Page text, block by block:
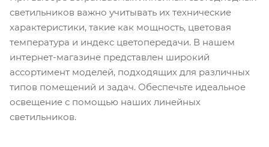
светильников важно учитывать их технические
характеристики, такие как мощность, цветовая
температура и индекс цветопередачи. В нашем
интернет-магазине представлен широкий
ассортимент моделей, подходящих для различных
типов помещений и задач. Обеспечьте идеальное
освещение с помощью наших линейных
светильников.